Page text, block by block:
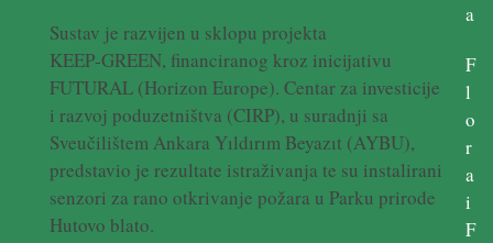
Sustav je razvijen u sklopu projekta
KEEP‑GREEN, financiranog kroz inicijativu
FUTURAL (Horizon Europe). Centar za investicije
i razvoj poduzetništva (CIRP), u suradnji sa
Sveučilištem Ankara Yıldırım Beyazıt (AYBU),
predstavio je rezultate istraživanja te su instalirani
senzori za rano otkrivanje požara u Parku prirode
Hutovo blato.
a
F
l
o
r
a
i
F